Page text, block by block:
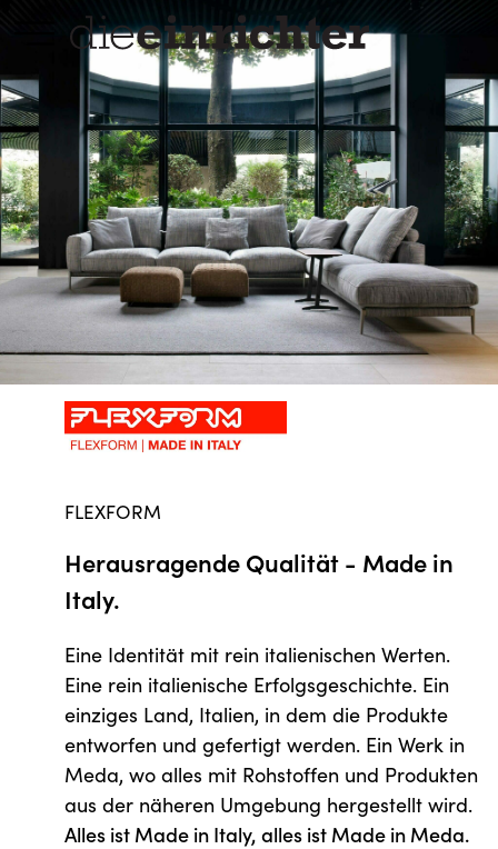
FLEXFORM
Herausragende Qualität - Made in
Italy.
Eine Identität mit rein italienischen Werten.
Eine rein italienische Erfolgsgeschichte. Ein
einziges Land, Italien, in dem die Produkte
entworfen und gefertigt werden. Ein Werk in
Meda, wo alles mit Rohstoffen und Produkten
aus der näheren Umgebung hergestellt wird.
Alles ist Made in Italy, alles ist Made in Meda.